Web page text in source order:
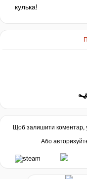
кулька!
Щоб залишити коментар,
Або